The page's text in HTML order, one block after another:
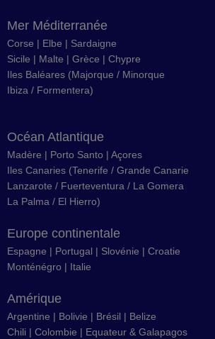
Mer Méditerranée
Corse | Elbe | Sardaigne
Sicile | Malte | Grèce | Chypre
Iles Baléares (Majorque / Minorque
Ibiza / Formentera)
Océan Atlantique
Madère | Porto Santo | Açores
Iles Canaries (Tenerife / Grande Canarie
Lanzarote / Fuerteventura / La Gomera
La Palma / El Hierro)
Europe continentale
Espagne | Portugal | Slovénie | Croatie
Monténégro | Italie
Amérique
Argentine | Bolivie | Brésil | Belize
Chili | Colombie | Equateur & Galapagos